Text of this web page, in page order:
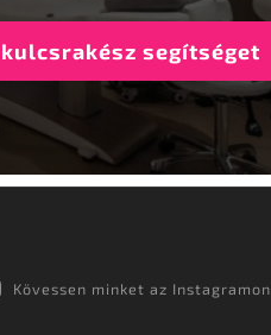
segítséget
Kövessen minket az Instagramon